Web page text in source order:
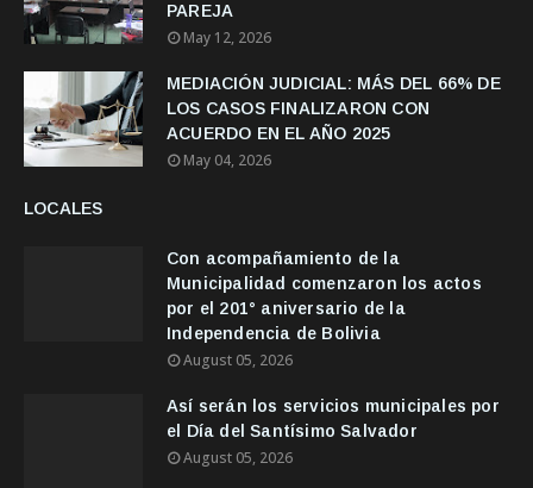
PAREJA
May 12, 2026
MEDIACIÓN JUDICIAL: MÁS DEL 66% DE
LOS CASOS FINALIZARON CON
ACUERDO EN EL AÑO 2025
May 04, 2026
LOCALES
Con acompañamiento de la
Municipalidad comenzaron los actos
por el 201° aniversario de la
Independencia de Bolivia
August 05, 2026
Así serán los servicios municipales por
el Día del Santísimo Salvador
August 05, 2026